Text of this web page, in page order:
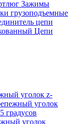
Зажимы
грузоподъемные
цепи
Цепи
уголок z-
уголок
градусов
уголок